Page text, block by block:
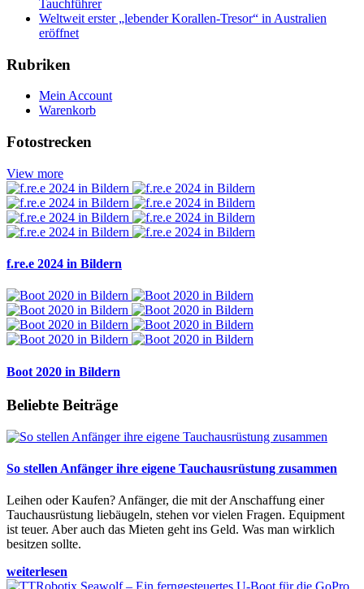
Tauchführer
Weltweit erster „lebender Korallen-Tresor“ in Australien
eröffnet
Rubriken
Mein Account
Warenkorb
Fotostrecken
View more
f.re.e 2024 in Bildern
Boot 2020 in Bildern
Beliebte Beiträge
So stellen Anfänger ihre eigene Tauchausrüstung zusammen
Leihen oder Kaufen? Anfänger, die mit der Anschaffung einer
Tauchausrüstung liebäugeln, stehen vor vielen Fragen. Equipment
ist teuer. Aber auch das Mieten geht ins Geld. Was man wirklich
besitzen sollte.
weiterlesen